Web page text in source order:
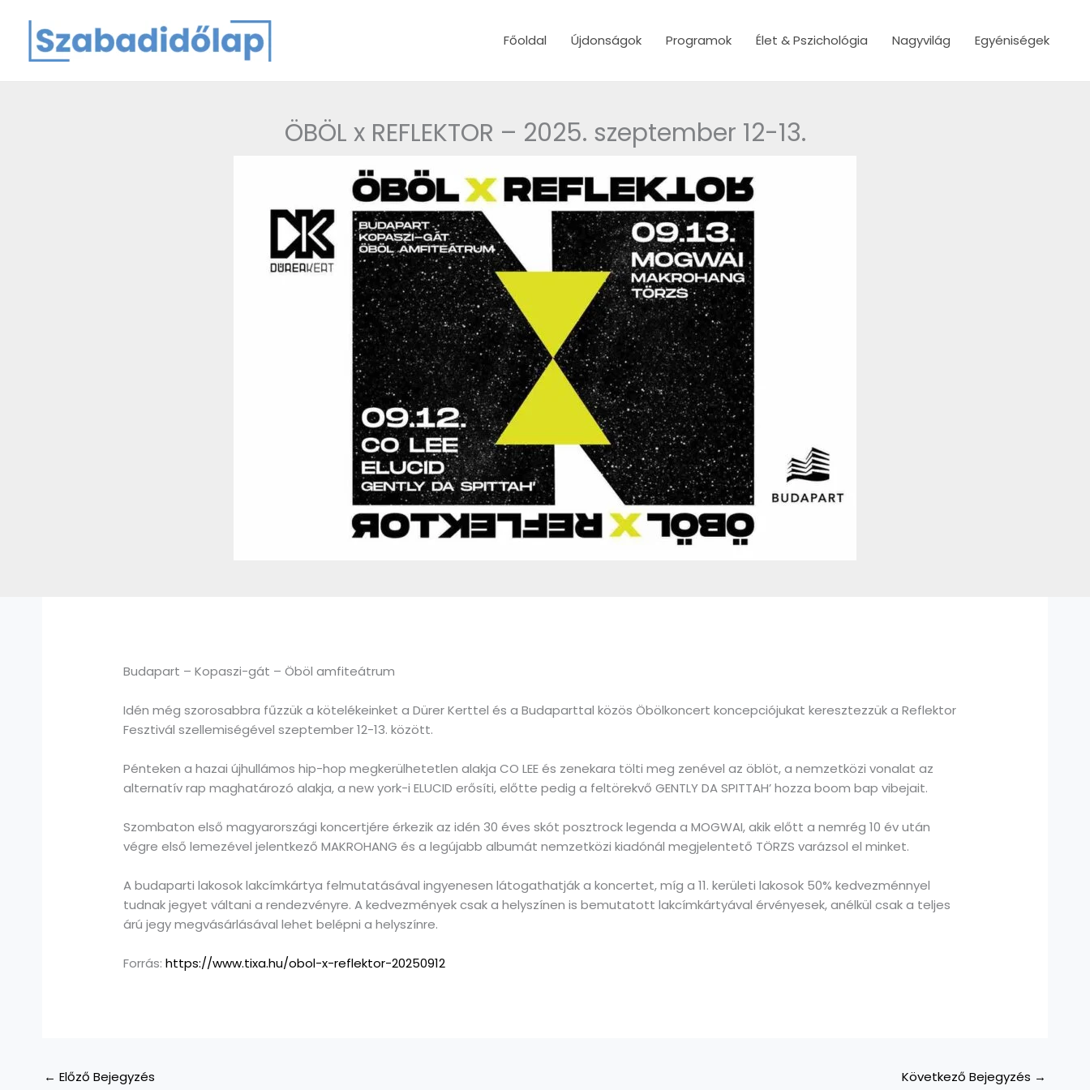
content
Főoldal Újdonságok Programok Élet & Pszichológia Nagyvilág Egyéniségek
ÖBÖL x REFLEKTOR – 2025. szeptember 12-13.
Budapart – Kopaszi-gát – Öböl amfiteátrum
Idén még szorosabbra fűzzük a kötelékeinket a Dürer Kerttel és a Budaparttal közös Öbölkoncert koncepciójukat keresztezzük a Reflektor
Fesztivál szellemiségével szeptember 12-13. között.
Pénteken a hazai újhullámos hip-hop megkerülhetetlen alakja CO LEE és zenekara tölti meg zenével az öblöt, a nemzetközi vonalat az
alternatív rap maghatározó alakja, a new york-i ELUCID erősíti, előtte pedig a feltörekvő GENTLY DA SPITTAH’ hozza boom bap vibejait.
Szombaton első magyarországi koncertjére érkezik az idén 30 éves skót posztrock legenda a MOGWAI, akik előtt a nemrég 10 év után
végre első lemezével jelentkező MAKROHANG és a legújabb albumát nemzetközi kiadónál megjelentető TÖRZS varázsol el minket.
A budaparti lakosok lakcímkártya felmutatásával ingyenesen látogathatják a koncertet, míg a 11. kerületi lakosok 50% kedvezménnyel
tudnak jegyet váltani a rendezvényre. A kedvezmények csak a helyszínen is bemutatott lakcímkártyával érvényesek, anélkül csak a teljes
árú jegy megvásárlásával lehet belépni a helyszínre.
Forrás:https://www.tixa.hu/obol-x-reflektor-20250912
← Előző Bejegyzés Következő Bejegyzés →